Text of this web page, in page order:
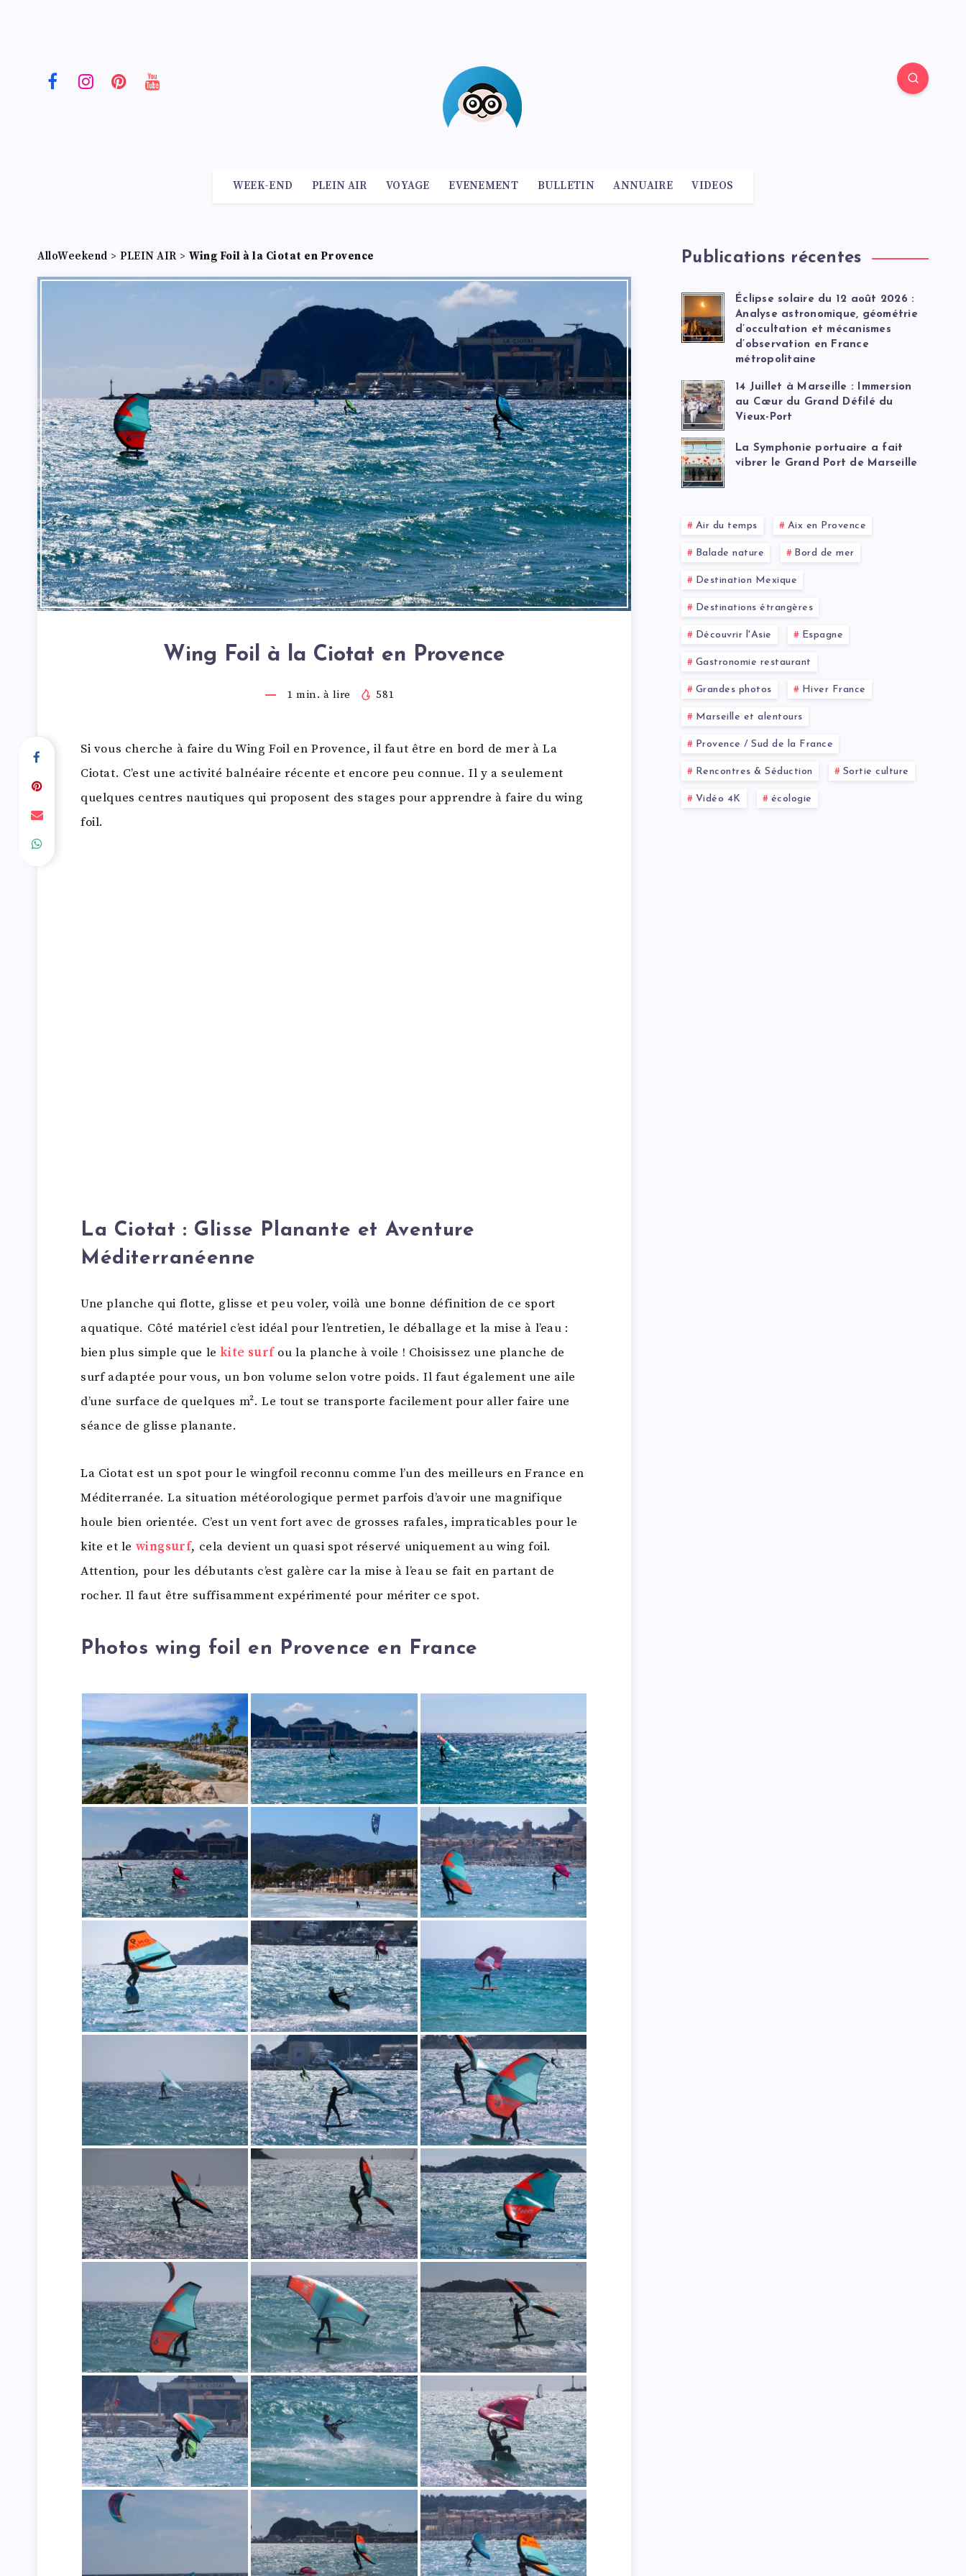
WEEK-END PLEIN AIR VOYAGE EVENEMENT BULLETIN ANNUAIRE VIDEOS
AlloWeekend > PLEIN AIR > Wing Foil à la Ciotat en Provence
Wing Foil à la Ciotat en Provence
1 min. à lire 581
Si vous cherche à faire du Wing Foil en Provence, il faut être en bord de mer à La
Ciotat. C’est une activité balnéaire récente et encore peu connue. Il y a seulement
quelques centres nautiques qui proposent des stages pour apprendre à faire du wing
foil.
La Ciotat : Glisse Planante et Aventure
Méditerranéenne
Une planche qui flotte, glisse et peu voler, voilà une bonne définition de ce sport
aquatique. Côté matériel c’est idéal pour l’entretien, le déballage et la mise à l’eau :
bien plus simple que lekite surfou la planche à voile ! Choisissez une planche de
surf adaptée pour vous, un bon volume selon votre poids. Il faut également une aile
d’une surface de quelques m². Le tout se transporte facilement pour aller faire une
séance de glisse planante.
La Ciotat est un spot pour le wingfoil reconnu comme l’un des meilleurs en France en
Méditerranée. La situation météorologique permet parfois d’avoir une magnifique
houle bien orientée. C’est un vent fort avec de grosses rafales, impraticables pour le
kite et le wingsurf, cela devient un quasi spot réservé uniquement au wing foil.
Attention, pour les débutants c’est galère car la mise à l’eau se fait en partant de
rocher. Il faut être suffisamment expérimenté pour mériter ce spot.
Photos wing foil en Provence en France
Publications récentes
Éclipse solaire du 12 août 2026 :
Analyse astronomique, géométrie
d’occultation et mécanismes
d’observation en France
métropolitaine
14 Juillet à Marseille : Immersion
au Cœur du Grand Défilé du
Vieux-Port
La Symphonie portuaire a fait
vibrer le Grand Port de Marseille
Air du temps Aix en Provence
Balade nature Bord de mer
Destination Mexique
Destinations étrangères
Découvrir l'Asie Espagne
Gastronomie restaurant
Grandes photos Hiver France
Marseille et alentours
Provence / Sud de la France
Rencontres & Séduction Sortie culture
Vidéo 4K écologie